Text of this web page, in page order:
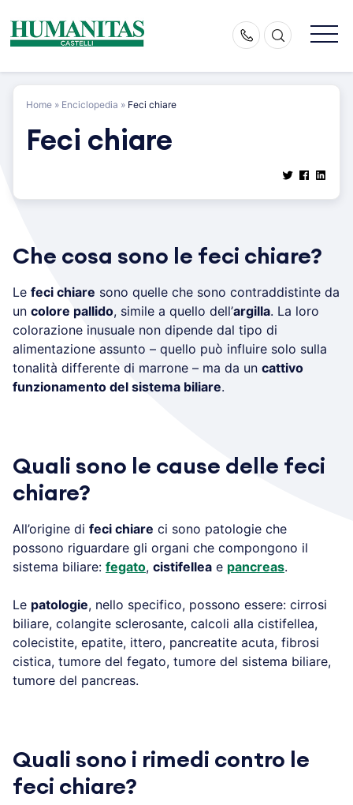
content
Home » Enciclopedia » Feci chiare
Feci chiare
Che cosa sono le feci chiare?
Le feci chiare sono quelle che sono contraddistinte da
un colore pallido, simile a quello dell’argilla. La loro
colorazione inusuale non dipende dal tipo di
alimentazione assunto – quello può influire solo sulla
tonalità differente di marrone – ma da un cattivo
funzionamento del sistema biliare.
Quali sono le cause delle feci
chiare?
All’origine di feci chiare ci sono patologie che
possono riguardare gli organi che compongono il
sistema biliare: fegato, cistifellea e pancreas.
Le patologie, nello specifico, possono essere: cirrosi
biliare, colangite sclerosante, calcoli alla cistifellea,
colecistite, epatite, ittero, pancreatite acuta, fibrosi
cistica, tumore del fegato, tumore del sistema biliare,
tumore del pancreas.
Quali sono i rimedi contro le
feci chiare?